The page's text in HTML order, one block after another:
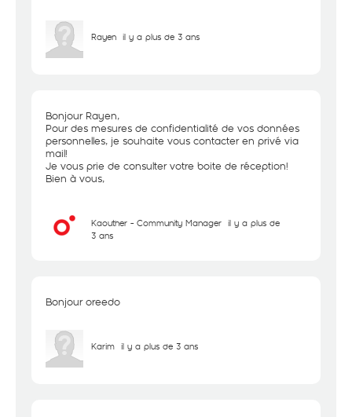
Rayen il y a plus de 3 ans
Bonjour Rayen,
Pour des mesures de confidentialité de vos données
personnelles, je souhaite vous contacter en privé via
mail!
Je vous prie de consulter votre boite de réception!
Bien à vous,
Kaouther - Community Manager il y a plus de
3 ans
Bonjour oreedo
Karim il y a plus de 3 ans